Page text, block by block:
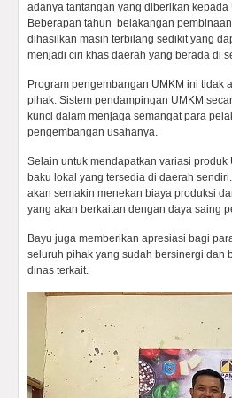
adanya tantangan yang diberikan
Beberapan tahun belakangan
dihasilkan masih terbilang sedikit yang
menjadi ciri khas daerah yang berada di
Program pengembangan UMKM ini tidak
pihak. Sistem pendampingan UMKM
kunci dalam menjaga semangat para
pengembangan usahanya.
Selain untuk mendapatkan variasi
baku lokal yang tersedia di daerah
akan semakin menekan biaya produksi
yang akan berkaitan dengan daya saing
Bayu juga memberikan apresiasi bagi
seluruh pihak yang sudah bersinergi dan
dinas terkait.